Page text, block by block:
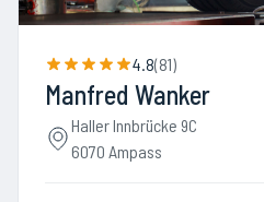
4.8(81)
Manfred Wanker
Haller Innbrücke 9C
6070 Ampass